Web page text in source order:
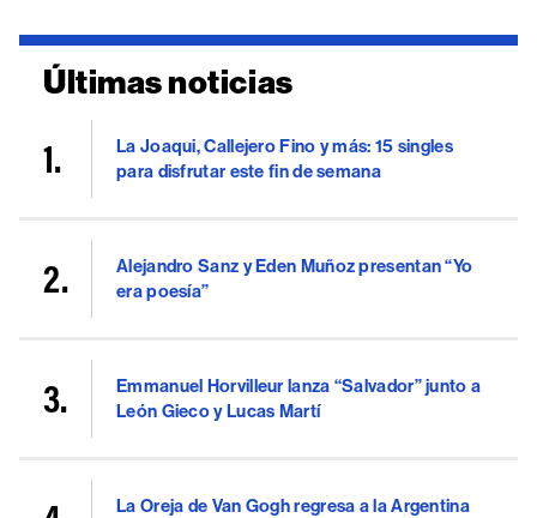
Últimas noticias
La Joaqui, Callejero Fino y más: 15 singles
para disfrutar este fin de semana
Alejandro Sanz y Eden Muñoz presentan “Yo
era poesía”
Emmanuel Horvilleur lanza “Salvador” junto a
León Gieco y Lucas Martí
La Oreja de Van Gogh regresa a la Argentina